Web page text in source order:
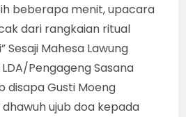
beberapa menit, upacara
dari rangkaian ritual
Sesaji Mahesa Lawung
Pengageng Sasana
disapa Gusti Moeng
ujub doa kepada